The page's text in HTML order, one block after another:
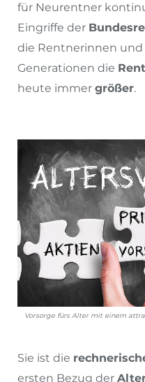
für Neurentner
Eingriffe der
die Rentnerinnen
Generationen die
heute immer größer.
Vorsorge fürs Alter mit einem
Sie ist die
ersten Bezug der